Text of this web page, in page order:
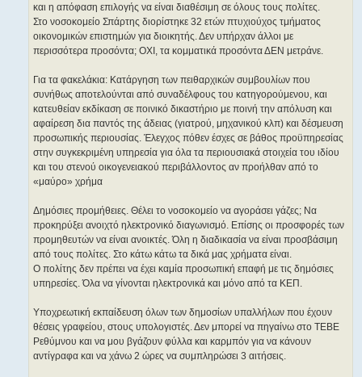
και η απόφαση επιλογής να είναι διαθέσιμη σε όλους τους πολίτες.
Στο νοσοκομείο Σπάρτης διορίστηκε 32 ετών πτυχιούχος τμήματος
οικονομικών επιστημών για διοικητής. Δεν υπήρχαν άλλοι με
περισσότερα προσόντα; ΟΧΙ, τα κομματικά προσόντα ΔΕΝ μετράνε.
Για τα φακελάκια: Κατάργηση των πειθαρχικών συμβουλίων που
συνήθως αποτελούνται από συναδέλφους του κατηγορούμενου, και
κατευθείαν εκδίκαση σε ποινικό δικαστήριο με ποινή την απόλυση και
αφαίρεση δια παντός της άδειας (γιατρού, μηχανικού κλπ) και δέσμευση
προσωπικής περιουσίας. Έλεγχος πόθεν έσχες σε βάθος προϋπηρεσίας
στην συγκεκριμένη υπηρεσία για όλα τα περιουσιακά στοιχεία του ιδίου
και του στενού οικογενειακού περιβάλλοντος αν προήλθαν από το
«μαύρο» χρήμα
Δημόσιες προμήθειες. Θέλει το νοσοκομείο να αγοράσει γάζες; Να
προκηρύξει ανοιχτό ηλεκτρονικό διαγωνισμό. Επίσης οι προσφορές των
προμηθευτών να είναι ανοικτές. Όλη η διαδικασία να είναι προσβάσιμη
από τους πολίτες. Στο κάτω κάτω τα δικά μας χρήματα είναι.
Ο πολίτης δεν πρέπει να έχει καμία προσωπική επαφή με τις δημόσιες
υπηρεσίες. Όλα να γίνονται ηλεκτρονικά και μόνο από τα ΚΕΠ.
Υποχρεωτική εκπαίδευση όλων των δημοσίων υπαλλήλων που έχουν
θέσεις γραφείου, στους υπολογιστές. Δεν μπορεί να πηγαίνω στο ΤΕΒΕ
Ρεθύμνου και να μου βγάζουν φύλλα και καρμπόν για να κάνουν
αντίγραφα και να χάνω 2 ώρες να συμπληρώσει 3 αιτήσεις.